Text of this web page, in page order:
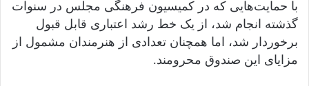
با حمایت‌هایی که در کمیسیون فرهنگی مجلس در سنوات
گذشته انجام شد، از یک خط رشد اعتباری قابل قبول
برخوردار شد، اما همچنان تعدادی از هنرمندان مشمول از
مزایای این صندوق محرومند.